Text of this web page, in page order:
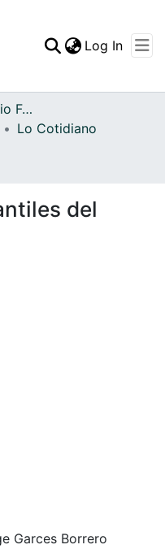
Statistics
Log In
Archivo del Patrimonio Fotográfico y Fílmico del Valle del Cauca
Lo Cotidiano
del
Garces Borrero